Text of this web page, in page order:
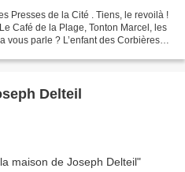
Presses de la Cité . Tiens, le revoilà !
Café de la Plage, Tonton Marcel, les
vous parle ? L’enfant des Corbières
Delteil